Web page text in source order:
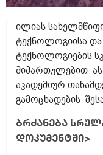
ილიას
ტექნოლოგიისა
ტექნოლოგიების
მიმართულებით
აკადემიურ
გამოცხადების
ბრძანება
დოკუმენტში>